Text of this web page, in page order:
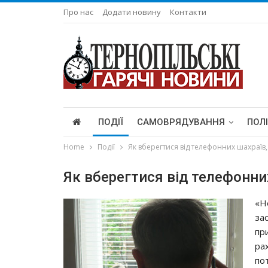
Про нас Додати новину Контакти
ПОДІЇ САМОВРЯДУВАННЯ
Home Події Як вберегтися від телефонних
Як вберегтися від